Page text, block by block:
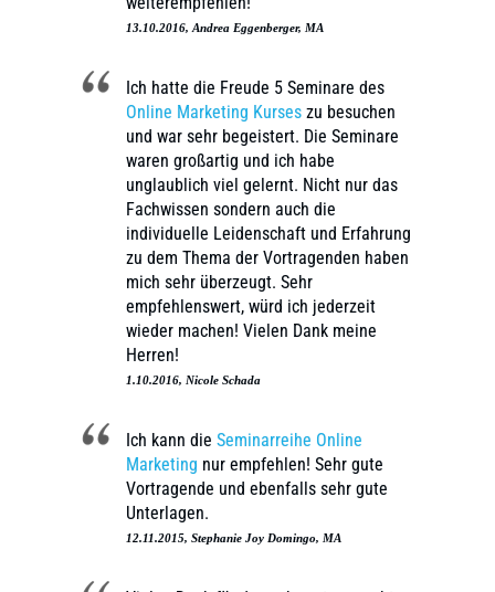
13.10.2016, Andrea Eggenberger, MA
Ich hatte die Freude 5 Seminare des
Online Marketing Kurses zu besuchen
und war sehr begeistert. Die Seminare
waren großartig und ich habe
unglaublich viel gelernt. Nicht nur das
Fachwissen sondern auch die
individuelle Leidenschaft und Erfahrung
zu dem Thema der Vortragenden haben
mich sehr überzeugt. Sehr
empfehlenswert, würd ich jederzeit
wieder machen! Vielen Dank meine
Herren!
1.10.2016, Nicole Schada
Ich kann die Seminarreihe Online
Marketing nur empfehlen! Sehr gute
Vortragende und ebenfalls sehr gute
Unterlagen.
12.11.2015, Stephanie Joy Domingo, MA